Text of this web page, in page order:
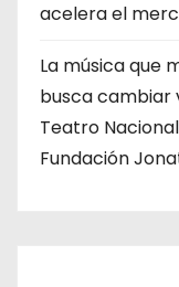
acelera el
La música que
busca cambiar
Teatro
Fundación